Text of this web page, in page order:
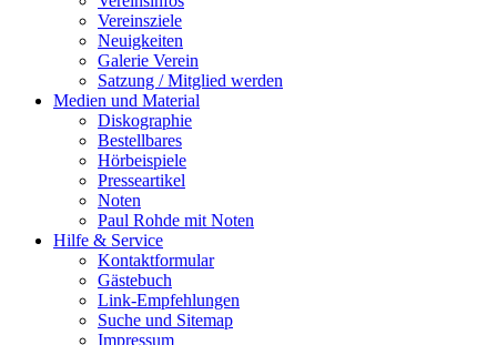
Vereinsziele
Neuigkeiten
Galerie Verein
Satzung / Mitglied werden
Medien und Material
Diskographie
Bestellbares
Hörbeispiele
Presseartikel
Noten
Paul Rohde mit Noten
Hilfe & Service
Kontaktformular
Gästebuch
Link-Empfehlungen
Suche und Sitemap
Impressum